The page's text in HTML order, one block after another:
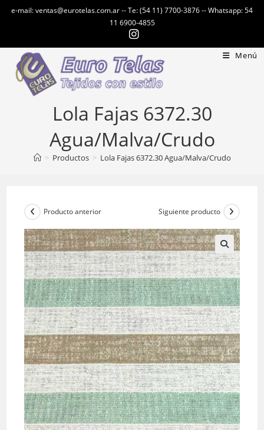
e-mail: ventas@eurotelas.com.ar -- Te: (54 11) 7700-3876 -- Whatsapp: 54
11 6900-4855
Menú
Lola Fajas 6372.30
Agua/Malva/Crudo
> Productos > Lola Fajas 6372.30 Agua/Malva/Crudo
Producto anterior Siguiente producto